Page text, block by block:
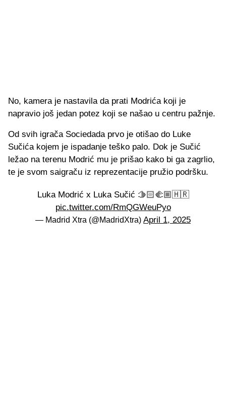
No, kamera je nastavila da prati Modrića koji je
napravio još jedan potez koji se našao u centru pažnje.
Od svih igrača Sociedada prvo je otišao do Luke
Sučića kojem je ispadanje teško palo. Dok je Sučić
ležao na terenu Modrić mu je prišao kako bi ga zagrlio,
te je svom saigraču iz reprezentacije pružio podršku.
Luka Modrić x Luka Sučić 🫱🏻‍🫲🏼🇭🇷
pic.twitter.com/RmQGWeuPyo
— Madrid Xtra (@MadridXtra) April 1, 2025